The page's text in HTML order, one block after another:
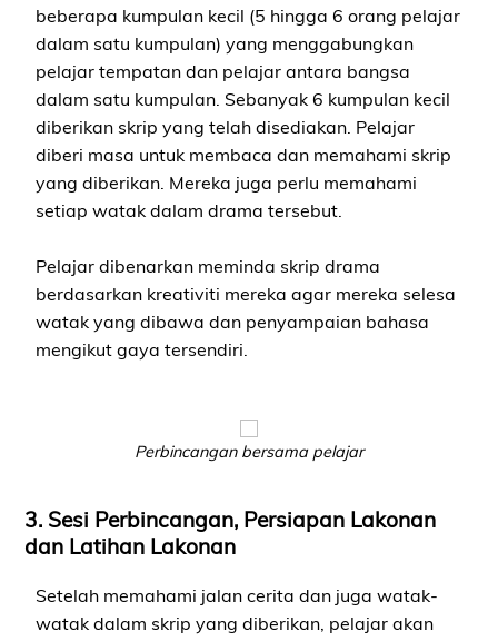
beberapa kumpulan kecil (5 hingga 6 orang pelajar
dalam satu kumpulan) yang menggabungkan
pelajar tempatan dan pelajar antara bangsa
dalam satu kumpulan. Sebanyak 6 kumpulan kecil
diberikan skrip yang telah disediakan. Pelajar
diberi masa untuk membaca dan memahami skrip
yang diberikan. Mereka juga perlu memahami
setiap watak dalam drama tersebut.
Pelajar dibenarkan meminda skrip drama
berdasarkan kreativiti mereka agar mereka selesa
watak yang dibawa dan penyampaian bahasa
mengikut gaya tersendiri.
Perbincangan bersama pelajar
3. Sesi Perbincangan, Persiapan Lakonan
dan Latihan Lakonan
Setelah memahami jalan cerita dan juga watak-
watak dalam skrip yang diberikan, pelajar akan